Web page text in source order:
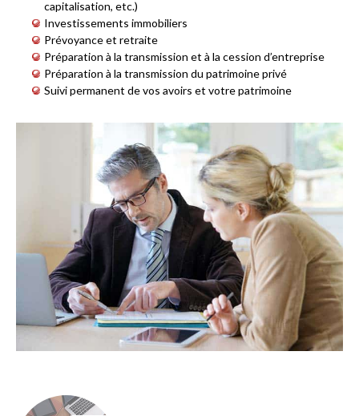
capitalisation, etc.)
Investissements immobiliers
Prévoyance et retraite
Préparation à la transmission et à la cession d’entreprise
Préparation à la transmission du patrimoine privé
Suivi permanent de vos avoirs et votre patrimoine